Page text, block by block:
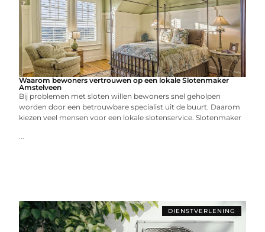
Waarom bewoners vertrouwen op een lokale Slotenmaker
Amstelveen
Bij problemen met sloten willen bewoners snel geholpen
worden door een betrouwbare specialist uit de buurt. Daarom
kiezen veel mensen voor een lokale slotenservice. Slotenmaker
...
DIENSTVERLENING